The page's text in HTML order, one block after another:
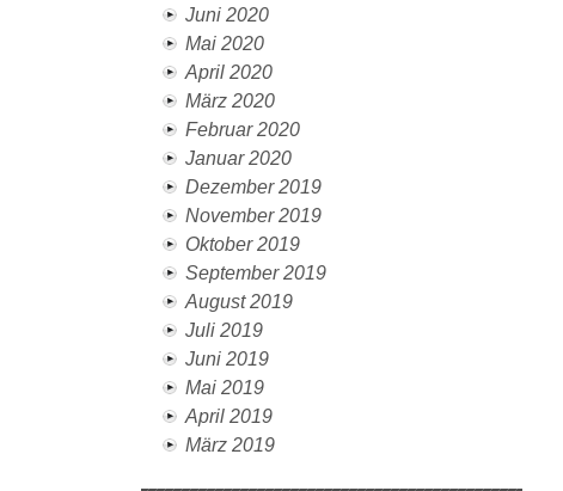
Juni 2020
Mai 2020
April 2020
März 2020
Februar 2020
Januar 2020
Dezember 2019
November 2019
Oktober 2019
September 2019
August 2019
Juli 2019
Juni 2019
Mai 2019
April 2019
März 2019